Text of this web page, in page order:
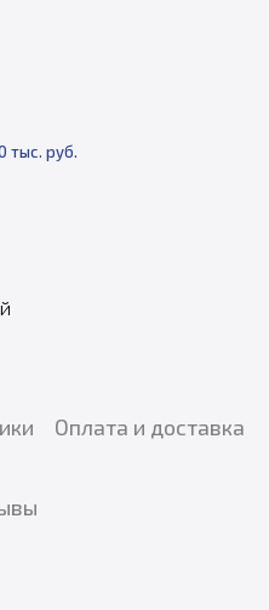
тыс. руб.
Оплата и доставка